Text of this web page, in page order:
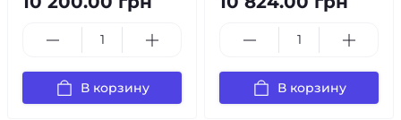
В корзину В корзину